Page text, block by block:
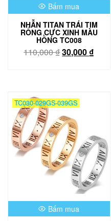
phẩm
Bấm mua
NHẪN TITAN TRÁI TIM
RỔNG CỰC XINH MÀU
HỒNG TC008
110,000₫Giá
30,000 ₫
TC030-029GS-039GS
Bấm mua